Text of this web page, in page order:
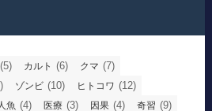
(5) カルト (6) クマ (7)
ゾンビ (10) ヒトコワ (12)
魚 (4) 医療 (3) 因果 (4) 奇習 (9)